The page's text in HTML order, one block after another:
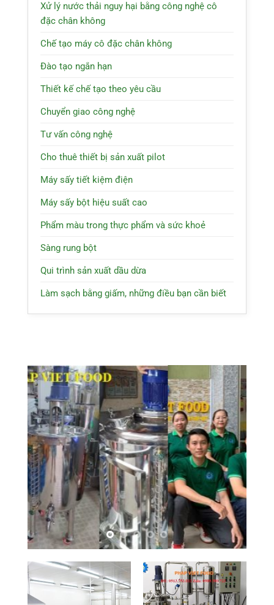
Xử lý nước thải nguy hại bằng công nghệ cô
đặc chân không
Chế tạo máy cô đặc chân không
Đào tạo ngắn hạn
Thiết kế chế tạo theo yêu cầu
Chuyển giao công nghệ
Tư vấn công nghệ
Cho thuê thiết bị sản xuất pilot
Máy sấy tiết kiệm điện
Máy sấy bột hiệu suất cao
Phẩm màu trong thực phẩm và sức khoẻ
Sàng rung bột
Qui trình sản xuất dầu dừa
Làm sạch bằng giấm, những điều bạn cần biết